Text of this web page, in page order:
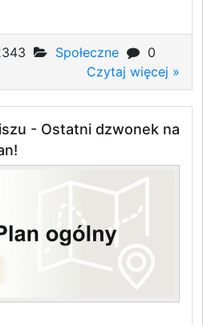
Społeczne
0
Czytaj więcej »
- Ostatni dzwonek na